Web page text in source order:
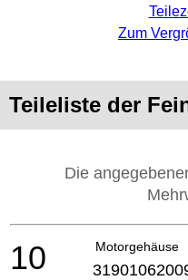
Zum
Teileliste der
Die
Motorgehäuse
10